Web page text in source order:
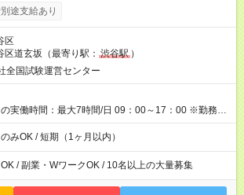
より昇給あり 【即給（前払い）オプションあり！】
場合、勤務から1週間ほどで給与の一部を受け取れま
試験 8:30～17:30（休憩1時間） 時給1,300円×8時間
円＋交通費 ※当日の役割により時給＋100円の場
家試験 7:00～13:30（休憩なし） 時給1,300円（役
）×6時間＝日収8,400円＋交通費 【試用期間】試
途支給あり
区
区道玄坂（最寄り駅： 渋谷駅 ）
全国試験運営センター
実働時間：最大7時間/日 09：00～17：00 ※勤務時
より異なります。
みOK / 短期（1ヶ月以内）
/ 副業・WワークOK / 10名以上の大量募集